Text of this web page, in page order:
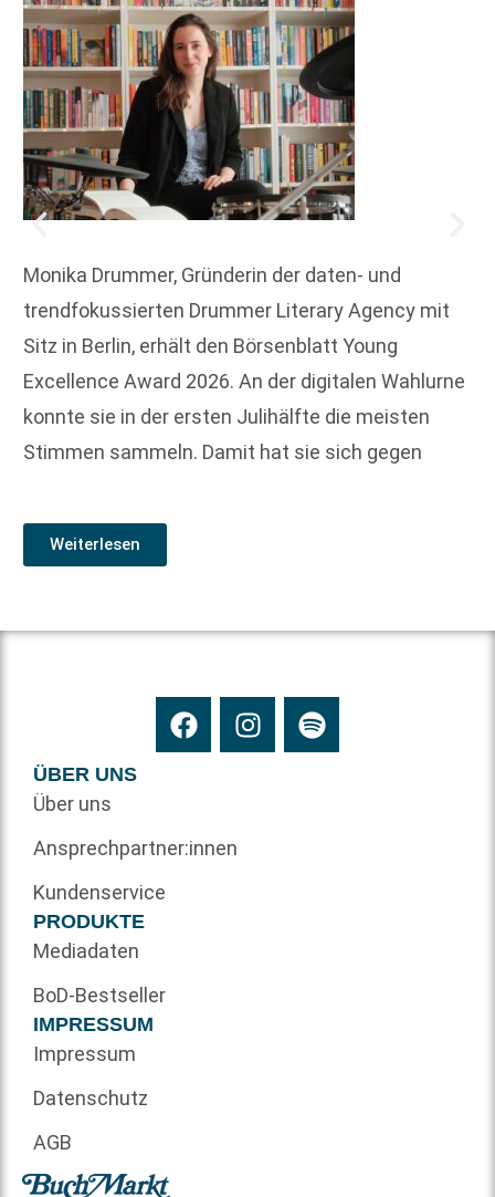
Monika Drummer, Gründerin der daten- und
trendfokussierten Drummer Literary Agency mit
Sitz in Berlin, erhält den Börsenblatt Young
Excellence Award 2026. An der digitalen Wahlurne
konnte sie in der ersten Julihälfte die meisten
Stimmen sammeln. Damit hat sie sich gegen
Weiterlesen
ÜBER UNS
Über uns
Ansprechpartner:innen
Kundenservice
PRODUKTE
Mediadaten
BoD-Bestseller
IMPRESSUM
Impressum
Datenschutz
AGB